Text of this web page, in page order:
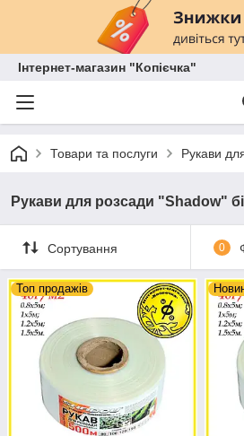
Інтернет-магазин "Копієчка"
Товари та послуги Рукави
Рукави для розсади "Shadow"
Сортування 0
Топ продажів